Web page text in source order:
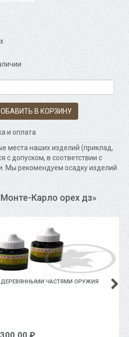
В КОРЗИНУ
и оплата
места наших изделий (приклад,
с допуском, в соответствии с
Мы рекомендуем осадку изделий
Карло орех дз»
ДЕРЕВЯННЫМИ ЧАСТЯМИ ОРУЖИЯ